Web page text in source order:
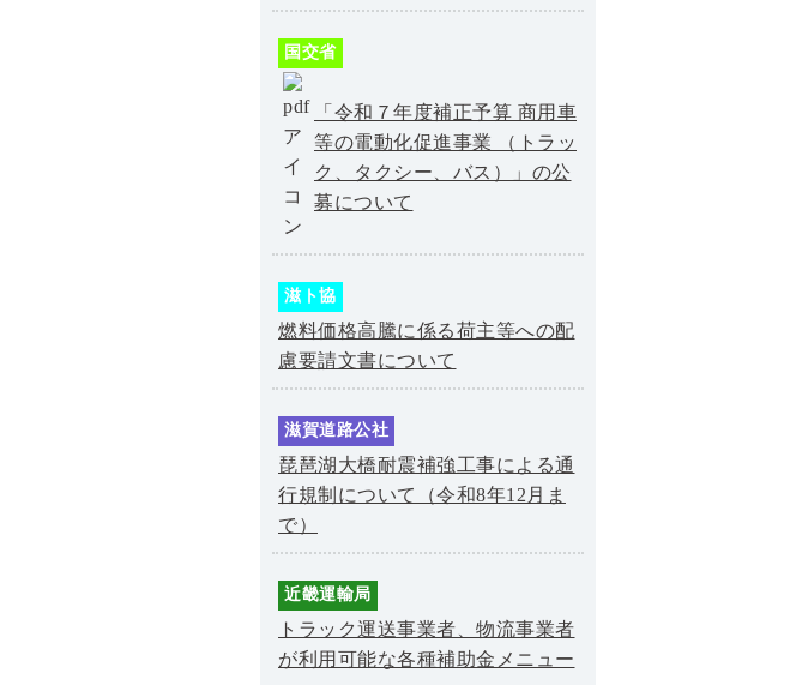
国交省
「令和７年度補正予算 商用車
等の電動化促進事業 （トラッ
ク、タクシー、バス）」の公
募について
滋ト協
燃料価格高騰に係る荷主等への配
慮要請文書について
滋賀道路公社
琵琶湖大橋耐震補強工事による通
行規制について（令和8年12月ま
で）
近畿運輸局
トラック運送事業者、物流事業者
が利用可能な各種補助金メニュー